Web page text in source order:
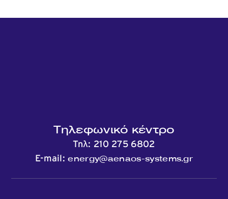
Τηλεφωνικό κέντρο
Τηλ: 210 275 6802
E-mail:energy@aenaos-systems.gr